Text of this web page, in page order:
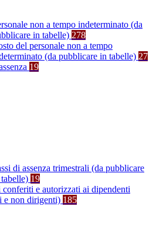
non a tempo indeterminato (da
in tabelle) 278
del personale non a tempo
(da pubblicare in tabelle) 27
19
di assenza trimestrali (da pubblicare
19
e autorizzati ai dipendenti
e non dirigenti) 185